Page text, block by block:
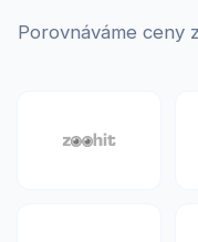
Porovnáváme ceny